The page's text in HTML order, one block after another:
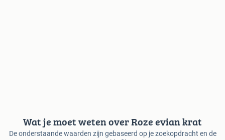
Wat je moet weten over Roze evian krat
De onderstaande waarden zijn gebaseerd op je zoekopdracht en de